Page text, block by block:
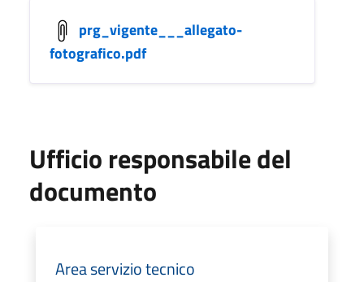
prg_vigente___allegato-
fotografico.pdf
Ufficio responsabile del
documento
Area servizio tecnico